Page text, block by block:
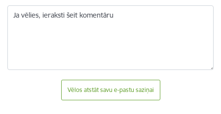
Ja vēlies, ieraksti šeit komentāru
Vēlos atstāt savu e-pastu saziņai